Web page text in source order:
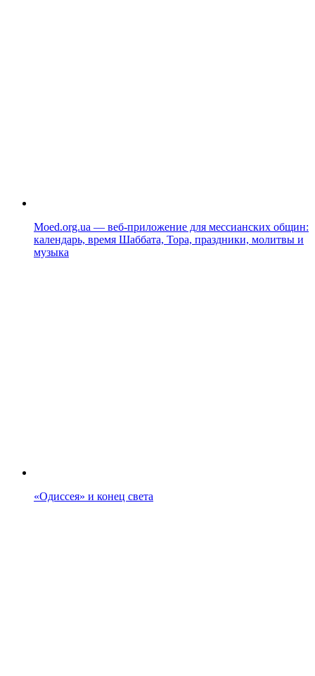
Moed.org.ua — веб-приложение для мессианских общин:
календарь, время Шаббата, Тора, праздники, молитвы и
музыка
«Одиссея» и конец света